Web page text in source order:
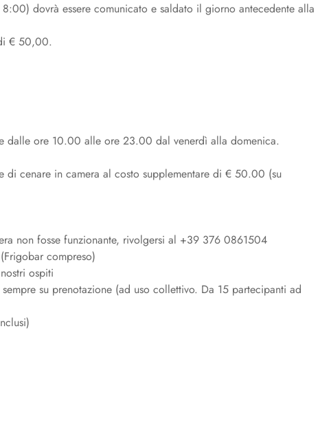
dovrà essere comunicato e saldato il giorno antecedente alla
€ 50,00.
dalle ore 10.00 alle ore 23.00 dal venerdì alla domenica.
di cenare in camera al costo supplementare di € 50.00 (su
non fosse funzionante, rivolgersi al +39 376 0861504
compreso)
ospiti
su prenotazione (ad uso collettivo. Da 15 partecipanti ad